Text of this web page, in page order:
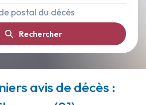
Rechercher
avis de décès :